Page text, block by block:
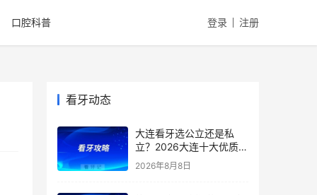
口腔科普 登录 注册
看牙动态
大连看牙选公立还是私
立？2026大连十大优质口
腔医院推荐：市口腔、大
医、中山医院在内，公立
2026年8月8日